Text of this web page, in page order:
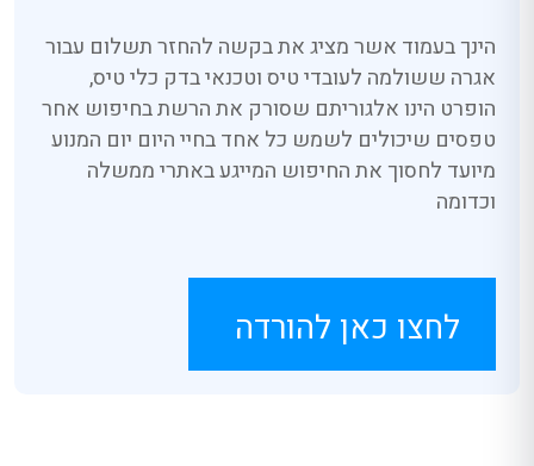
הינך בעמוד אשר מציג את בקשה להחזר תשלום עבור
אגרה ששולמה לעובדי טיס וטכנאי בדק כלי טיס,
הופרט הינו אלגוריתם שסורק את הרשת בחיפוש אחר
טפסים שיכולים לשמש כל אחד בחיי היום יום המנוע
מיועד לחסוך את החיפוש המייגע באתרי ממשלה
וכדומה
לחצו כאן להורדה